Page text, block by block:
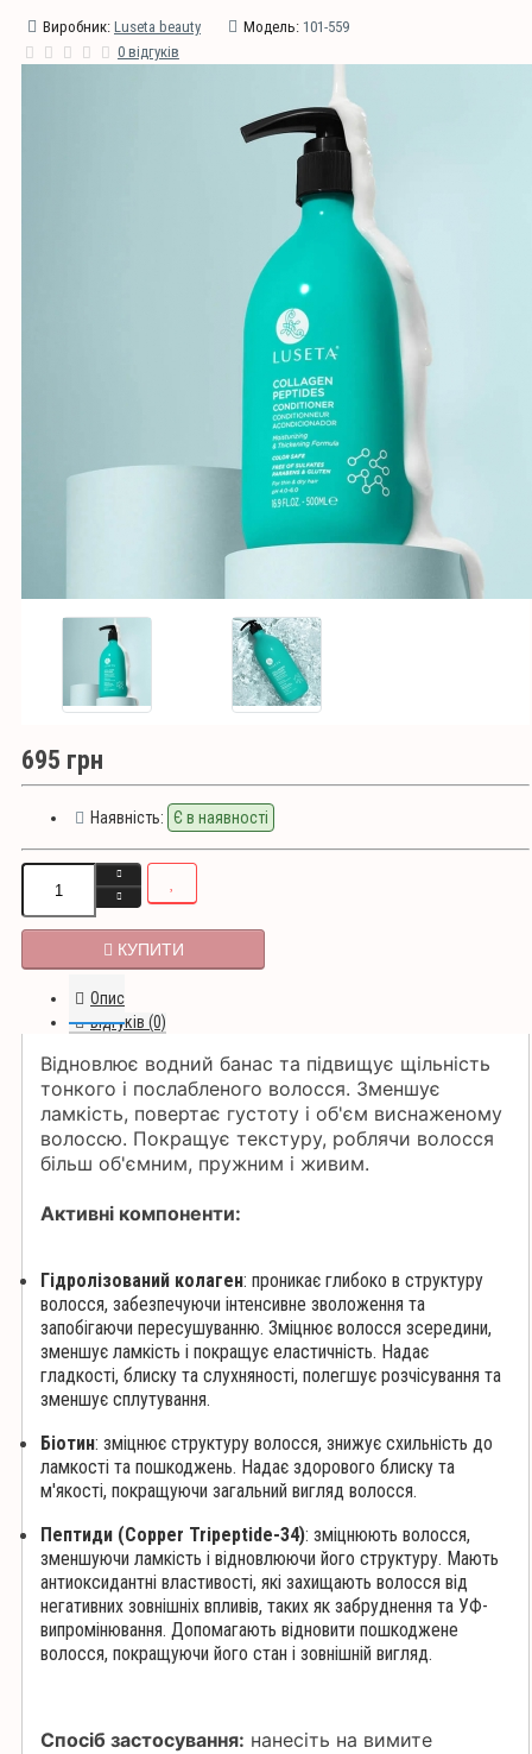
Виробник: Luseta beauty Модель: 101-559
0 відгуків
695 грн
Наявність: Є в наявності
КУПИТИ
Опис
Відгуків (0)
Відновлює водний банас та підвищує щільність
тонкого і послабленого волосся. Зменшує
ламкість, повертає густоту і об'єм виснаженому
волоссю. Покращує текстуру, роблячи волосся
більш об'ємним, пружним і живим.
Активні компоненти:
Гідролізований колаген: проникає глибоко в структуру
волосся, забезпечуючи інтенсивне зволоження та
запобігаючи пересушуванню. Зміцнює волосся зсередини,
зменшує ламкість і покращує еластичність. Надає
гладкості, блиску та слухняності, полегшує розчісування та
зменшує сплутування.
Біотин: зміцнює структуру волосся, знижує схильність до
ламкості та пошкоджень. Надає здорового блиску та
м'якості, покращуючи загальний вигляд волосся.
Пептиди (Copper Tripeptide-34): зміцнюють волосся,
зменшуючи ламкість і відновлюючи його структуру. Мають
антиоксидантні властивості, які захищають волосся від
негативних зовнішніх впливів, таких як забруднення та УФ-
випромінювання. Допомагають відновити пошкоджене
волосся, покращуючи його стан і зовнішній вигляд.
Спосіб застосування: нанесіть на вимите